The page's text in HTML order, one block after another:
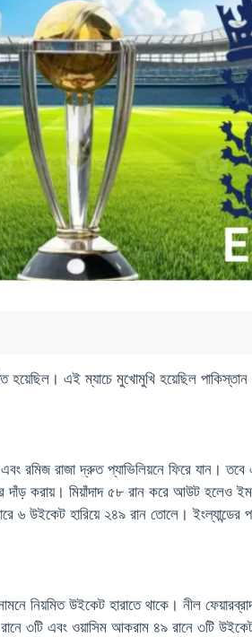
হয়েছিল। এই ম্যাচে মুখোমুখি হয়েছিল পাকিস্তান
রমিজ রাজা দ্রুত প্যাভিলিয়নে ফিরে যান।
করায়। মিয়াঁদাদ ৫৮ রান করে আউট হলেও
উইকেট হারিয়ে ২৪৯ রান তোলে। ইংল্যান্ডের
নিয়মিত উইকেট হারাতে থাকে। নীল
৩টি এবং ওয়াসিম আকরাম ৪৯ রানে ৩টি